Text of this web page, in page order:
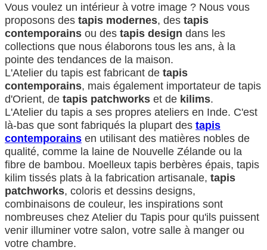
Vous voulez un intérieur à votre image ? Nous vous
proposons des tapis modernes, des tapis
contemporains ou des tapis design dans les
collections que nous élaborons tous les ans, à la
pointe des tendances de la maison.
L'Atelier du tapis est fabricant de tapis
contemporains, mais également importateur de tapis
d'Orient, de tapis patchworks et de kilims.
L'Atelier du tapis a ses propres ateliers en Inde. C'est
là-bas que sont fabriqués la plupart des tapis
contemporains en utilisant des matières nobles de
qualité, comme la laine de Nouvelle Zélande ou la
fibre de bambou. Moelleux tapis berbères épais, tapis
kilim tissés plats à la fabrication artisanale, tapis
patchworks, coloris et dessins designs,
combinaisons de couleur, les inspirations sont
nombreuses chez Atelier du Tapis pour qu'ils puissent
venir illuminer votre salon, votre salle à manger ou
votre chambre.